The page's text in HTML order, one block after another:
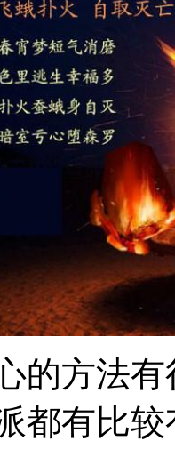
方法有
都有比